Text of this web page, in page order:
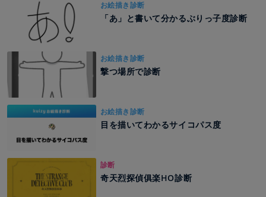
お絵描き診断
「あ」と書いて分かるぶりっ子度診断
お絵描き診断
撃つ場所で診断
お絵描き診断
目を描いてわかるサイコパス度
診断
奇天烈探偵俱楽HO診断